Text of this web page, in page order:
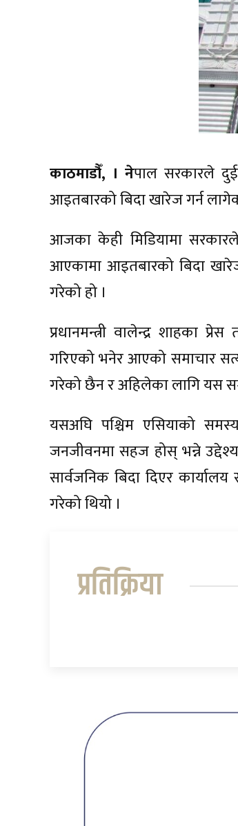
काठमाडौँ, । नेपाल सरकारले
आइतबारको बिदा खारेज गर्न
आजका केही मिडियामा
आएकामा आइतबारको बिदा
गरेको हो ।
प्रधानमन्त्री वालेन्द्र शाहका
गरिएको भनेर आएको समाचार
गरेको छैन र अहिलेका लागि यस
यसअघि पश्चिम एसियाको
जनजीवनमा सहज होस् भन्ने
सार्वजनिक बिदा दिएर
गरेको थियो ।
प्रतिक्रिया